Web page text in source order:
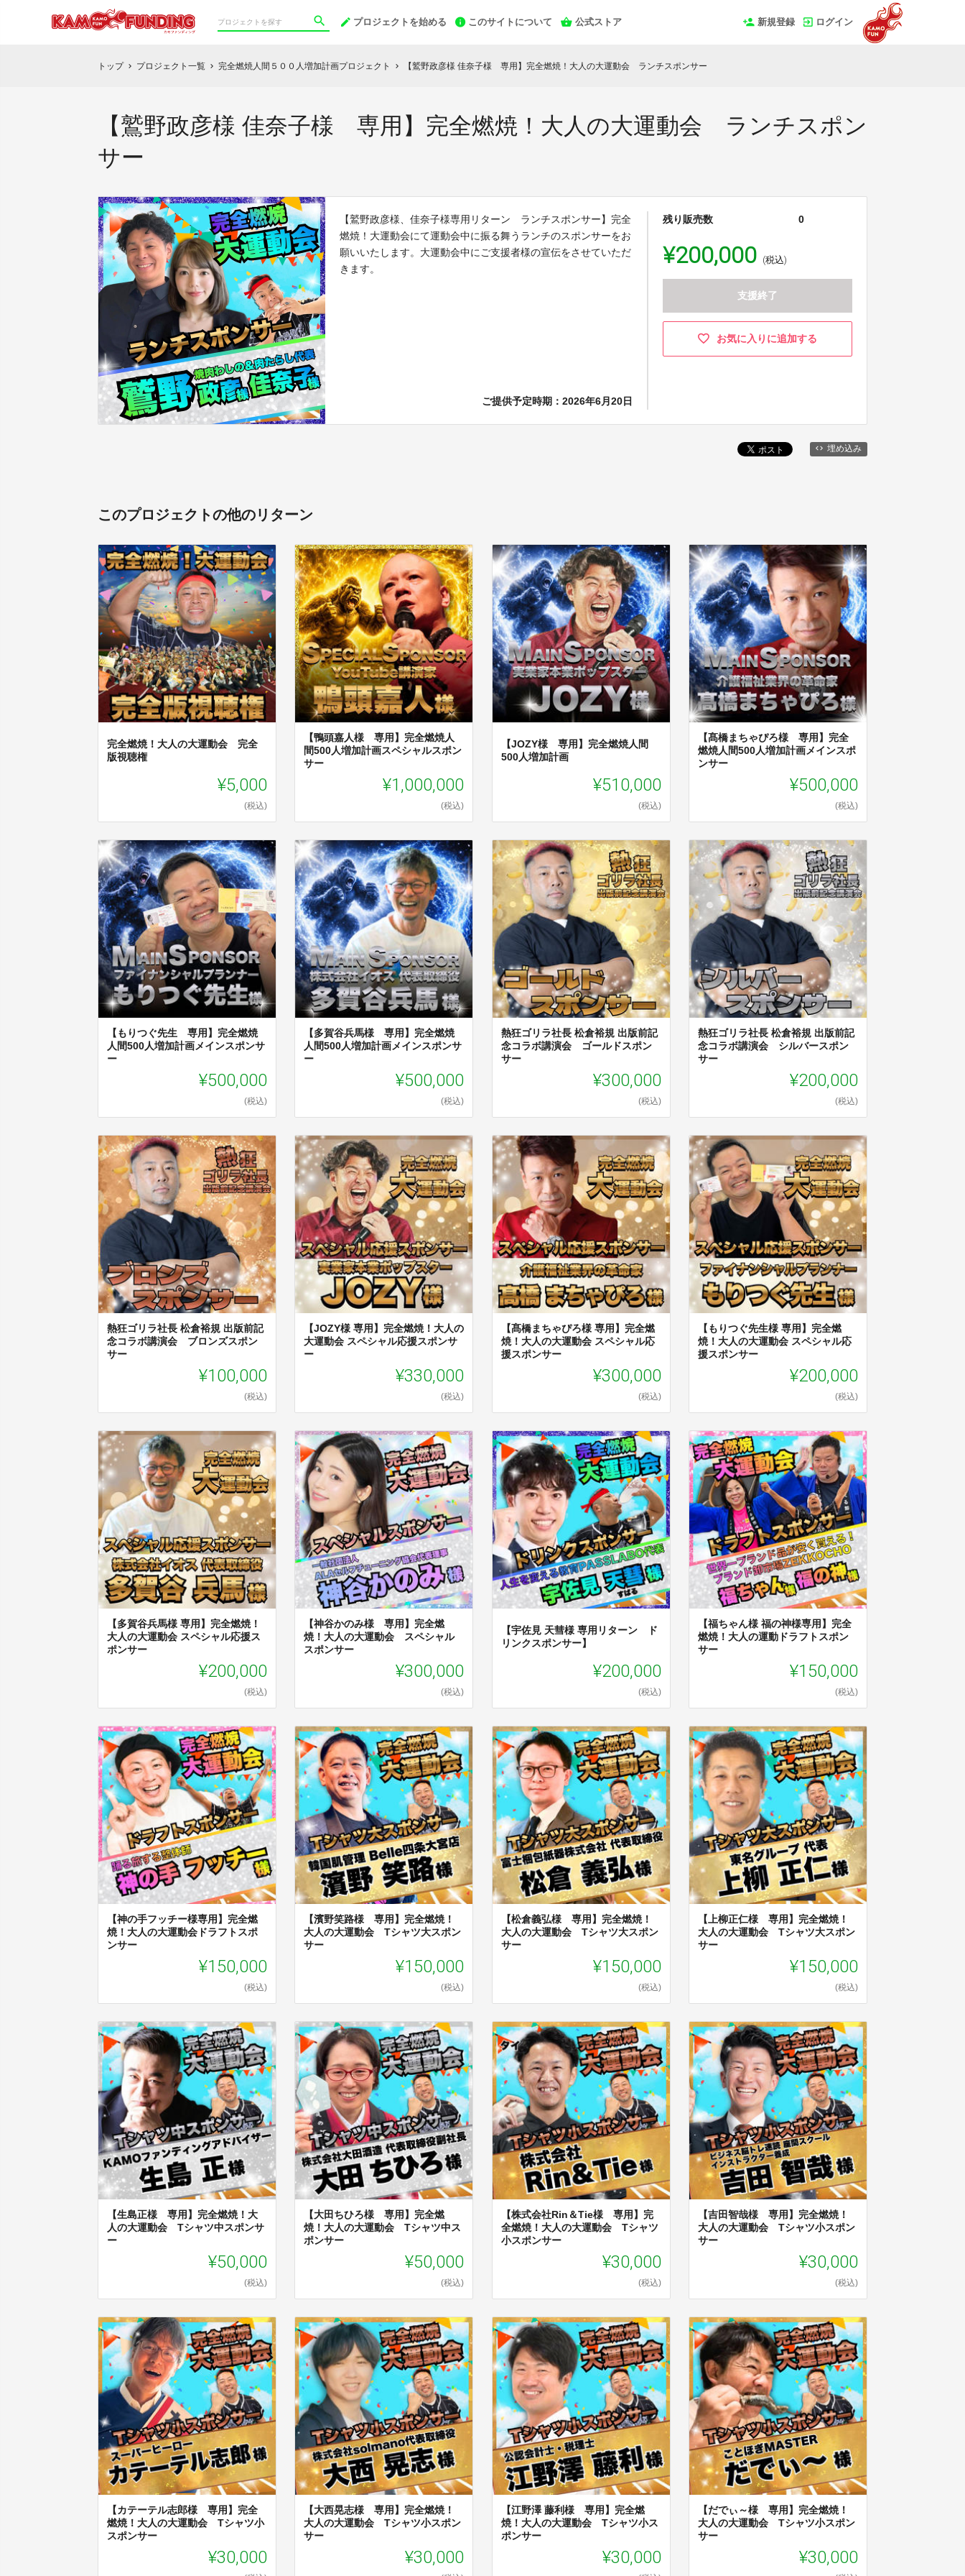
プロジェクトを始める このサイトについて 公式ストア 新規登録 ログイン
トップ chevron_right プロジェクト一覧 chevron_right 完全燃焼人間５００人増加計画プロジェクト chevron_right 【鷲野政彦様 佳奈子様 専用】完全燃焼！大人の大運動会 ランチスポンサー
【鷲野政彦様 佳奈子様 専用】完全燃焼！大人の大運動会 ランチスポン
サー
【鷲野政彦様、佳奈子様専用リターン ランチスポンサー】完全
燃焼！大運動会にて運動会中に振る舞うランチのスポンサーをお
願いいたします。大運動会中にご支援者様の宣伝をさせていただ
きます。
ご提供予定時期：2026年6月20日
残り販売数 0
¥200,000 (税込)
支援終了
お気に入りに追加する
埋め込み
このプロジェクトの他のリターン
完全燃焼！大人の大運動会 完全
版視聴権
¥5,000
(税込)
【鴨頭嘉人様 専用】完全燃焼人
間500人増加計画スペシャルスポン
サー
¥1,000,000
(税込)
【JOZY様 専用】完全燃焼人間
500人増加計画
¥510,000
(税込)
【髙橋まちゃぴろ様 専用】完全
燃焼人間500人増加計画メインスポ
ンサー
¥500,000
(税込)
【もりつぐ先生 専用】完全燃焼
人間500人増加計画メインスポンサ
ー
¥500,000
(税込)
【多賀谷兵馬様 専用】完全燃焼
人間500人増加計画メインスポンサ
ー
¥500,000
(税込)
熱狂ゴリラ社長 松倉裕規 出版前記
念コラボ講演会 ゴールドスポン
サー
¥300,000
(税込)
熱狂ゴリラ社長 松倉裕規 出版前記
念コラボ講演会 シルバースポン
サー
¥200,000
(税込)
熱狂ゴリラ社長 松倉裕規 出版前記
念コラボ講演会 ブロンズスポン
サー
¥100,000
(税込)
【JOZY様 専用】完全燃焼！大人の
大運動会 スペシャル応援スポンサ
ー
¥330,000
(税込)
【髙橋まちゃぴろ様 専用】完全燃
焼！大人の大運動会 スペシャル応
援スポンサー
¥300,000
(税込)
【もりつぐ先生様 専用】完全燃
焼！大人の大運動会 スペシャル応
援スポンサー
¥200,000
(税込)
【多賀谷兵馬様 専用】完全燃焼！
大人の大運動会 スペシャル応援ス
ポンサー
¥200,000
(税込)
【神谷かのみ様 専用】完全燃
焼！大人の大運動会 スペシャル
スポンサー
¥300,000
(税込)
【宇佐見 天彗様 専用リターン ド
リンクスポンサー】
¥200,000
(税込)
【福ちゃん様 福の神様専用】完全
燃焼！大人の運動ドラフトスポン
サー
¥150,000
(税込)
【神の手フッチー様専用】完全燃
焼！大人の大運動会ドラフトスポ
ンサー
¥150,000
(税込)
【濱野笑路様 専用】完全燃焼！
大人の大運動会 Tシャツ大スポン
サー
¥150,000
(税込)
【松倉義弘様 専用】完全燃焼！
大人の大運動会 Tシャツ大スポン
サー
¥150,000
(税込)
【上柳正仁様 専用】完全燃焼！
大人の大運動会 Tシャツ大スポン
サー
¥150,000
(税込)
【生島正様 専用】完全燃焼！大
人の大運動会 Tシャツ中スポンサ
ー
¥50,000
(税込)
【大田ちひろ様 専用】完全燃
焼！大人の大運動会 Tシャツ中ス
ポンサー
¥50,000
(税込)
【株式会社Rin＆Tie様 専用】完
全燃焼！大人の大運動会 Tシャツ
小スポンサー
¥30,000
(税込)
【吉田智哉様 専用】完全燃焼！
大人の大運動会 Tシャツ小スポン
サー
¥30,000
(税込)
【カテーテル志郎様 専用】完全
燃焼！大人の大運動会 Tシャツ小
スポンサー
¥30,000
【大西晃志様 専用】完全燃焼！
大人の大運動会 Tシャツ小スポン
サー
¥30,000
【江野澤 藤利様 専用】完全燃
焼！大人の大運動会 Tシャツ小ス
ポンサー
¥30,000
【だでぃ～様 専用】完全燃焼！
大人の大運動会 Tシャツ小スポン
サー
¥30,000